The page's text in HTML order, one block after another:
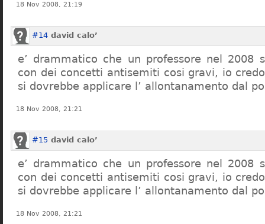
18 Nov 2008, 21:19
#14 david calo’
e’ drammatico che un professore nel 2008
con dei concetti antisemiti cosi gravi, io
si dovrebbe applicare l’ allontanamento dal
18 Nov 2008, 21:21
#15 david calo’
e’ drammatico che un professore nel 2008
con dei concetti antisemiti cosi gravi, io
si dovrebbe applicare l’ allontanamento dal
18 Nov 2008, 21:21